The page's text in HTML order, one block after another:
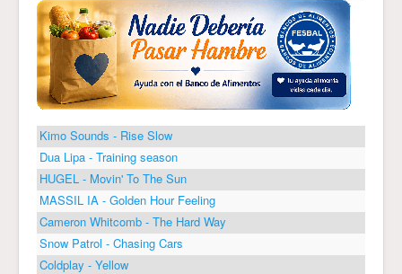
Kimo Sounds - Rise Slow
Dua Lipa - Training season
HUGEL - Movin' To The Sun
MASSIL IA - Golden Hour Feeling
Cameron Whitcomb - The Hard Way
Snow Patrol - Chasing Cars
Coldplay - Yellow